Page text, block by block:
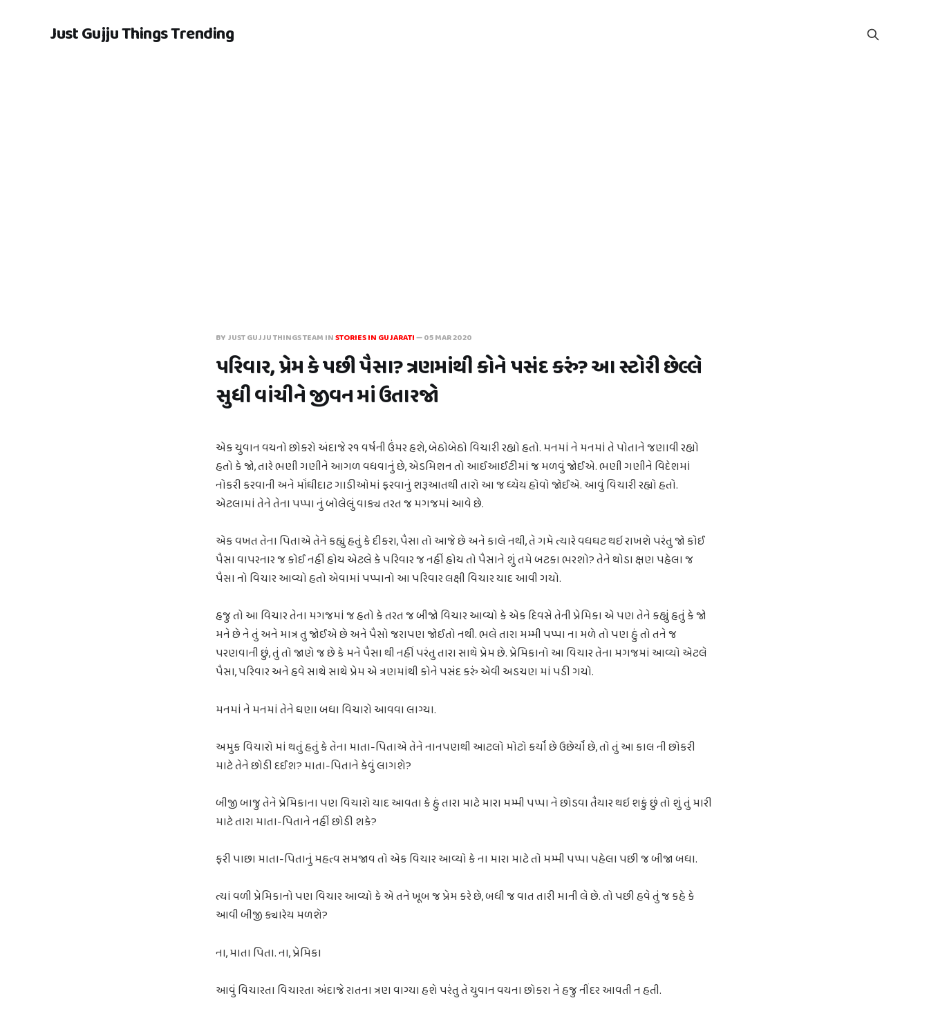
Just Gujju Things Trending
BY JUST GUJJU THINGS TEAM INSTORIES IN GUJARATI—05 MAR 2020
પરિવાર, પ્રેમ કે પછી પૈસા? ત્રણમાંથી કોને પસંદ કરું? આ સ્ટોરી છેલ્લે
સુધી વાંચીને જીવન માં ઉતારજો
એક યુવાન વયનો છોકરો અંદાજે ૨૧ વર્ષની ઉંમર હશે, બેઠોબેઠો વિચારી રહ્યો હતો. મનમાં ને મનમાં તે પોતાને જણાવી રહ્યો
હતો કે જો, તારે ભણી ગણીને આગળ વધવાનું છે, એડમિશન તો આઈઆઈટીમાં જ મળવું જોઈએ. ભણી ગણીને વિદેશમાં
નોકરી કરવાની અને મોંઘીદાટ ગાડીઓમાં ફરવાનું શરૂઆતથી તારો આ જ ધ્યેય હોવો જોઈએ. આવું વિચારી રહ્યો હતો.
એટલામાં તેને તેના પપ્પા નું બોલેલું વાક્ય તરત જ મગજમાં આવે છે.
એક વખત તેના પિતાએ તેને કહ્યું હતું કે દીકરા, પૈસા તો આજે છે અને કાલે નથી, તે ગમે ત્યારે વધઘટ થઇ રાખશે પરંતુ જો કોઈ
પૈસા વાપરનાર જ કોઈ નહીં હોય એટલે કે પરિવાર જ નહીં હોય તો પૈસાને શું તમે બટકા ભરશો? તેને થોડા ક્ષણ પહેલા જ
પૈસા નો વિચાર આવ્યો હતો એવામાં પપ્પાનો આ પરિવાર લક્ષી વિચાર યાદ આવી ગયો.
હજુ તો આ વિચાર તેના મગજમાં જ હતો કે તરત જ બીજો વિચાર આવ્યો કે એક દિવસે તેની પ્રેમિકા એ પણ તેને કહ્યું હતું કે જો
મને છે ને તું અને માત્ર તુ જોઈએ છે અને પૈસો જરાપણ જોઈતો નથી. ભલે તારા મમ્મી પપ્પા ના મળે તો પણ હું તો તને જ
પરણવાની છું, તું તો જાણે જ છે કે મને પૈસા થી નહીં પરંતુ તારા સાથે પ્રેમ છે. પ્રેમિકાનો આ વિચાર તેના મગજમાં આવ્યો એટલે
પૈસા, પરિવાર અને હવે સાથે સાથે પ્રેમ એ ત્રણમાંથી કોને પસંદ કરું એવી અડચણ માં પડી ગયો.
મનમાં ને મનમાં તેને ઘણા બધા વિચારો આવવા લાગ્યા.
અમુક વિચારો માં થતું હતું કે તેના માતા-પિતાએ તેને નાનપણથી આટલો મોટો કર્યો છે ઉછેર્યો છે, તો તું આ કાલ ની છોકરી
માટે તેને છોડી દઈશ? માતા-પિતાને કેવું લાગશે?
બીજી બાજુ તેને પ્રેમિકાના પણ વિચારો યાદ આવતા કે હું તારા માટે મારા મમ્મી પપ્પા ને છોડવા તૈયાર થઇ શકું છું તો શું તું મારી
માટે તારા માતા-પિતાને નહીં છોડી શકે?
ફરી પાછા માતા-પિતાનું મહત્વ સમજાવ તો એક વિચાર આવ્યો કે ના મારા માટે તો મમ્મી પપ્પા પહેલા પછી જ બીજા બધા.
ત્યાં વળી પ્રેમિકાનો પણ વિચાર આવ્યો કે એ તને ખૂબ જ પ્રેમ કરે છે, બધી જ વાત તારી માની લે છે. તો પછી હવે તું જ કહે કે
આવી બીજી ક્યારેય મળશે?
ના, માતા પિતા. ના, પ્રેમિકા
આવું વિચારતા વિચારતા અંદાજે રાતના ત્રણ વાગ્યા હશે પરંતુ તે યુવાન વયના છોકરા ને હજુ નીંદર આવતી ન હતી.